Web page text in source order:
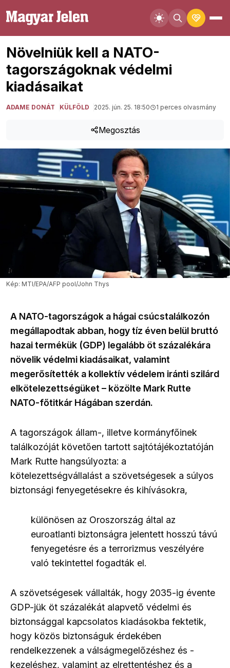
Növelniük kell a NATO-
tagországoknak védelmi
kiadásaikat
ADAME DONÁT KÜLFÖLD 2025. jún. 25. 18:50 1 perces olvasmány
Megosztás
Kép: MTI/EPA/AFP pool/John Thys
A NATO-tagországok a hágai csúcstalálkozón
megállapodtak abban, hogy tíz éven belül bruttó
hazai termékük (GDP) legalább öt százalékára
növelik védelmi kiadásaikat, valamint
megerősítették a kollektív védelem iránti szilárd
elkötelezettségüket – közölte Mark Rutte
NATO-főtitkár Hágában szerdán.
A tagországok állam-, illetve kormányfőinek
találkozóját követően tartott sajtótájékoztatóján
Mark Rutte hangsúlyozta: a
kötelezettségvállalást a szövetségesek a súlyos
biztonsági fenyegetésekre és kihívásokra,
különösen az Oroszország által az
euroatlanti biztonságra jelentett hosszú távú
fenyegetésre és a terrorizmus veszélyére
való tekintettel fogadták el.
A szövetségesek vállalták, hogy 2035-ig évente
GDP-jük öt százalékát alapvető védelmi és
biztonsággal kapcsolatos kiadásokba fektetik,
hogy közös biztonságuk érdekében
rendelkezzenek a válságmegelőzéshez és -
kezeléshez, valamint az elrettentéshez és a